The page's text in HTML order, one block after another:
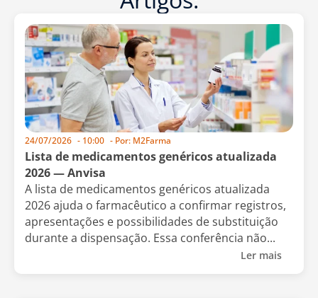
24/07/2026 - 10:00 - Por: M2Farma
Lista de medicamentos genéricos atualizada
2026 — Anvisa
A lista de medicamentos genéricos atualizada
2026 ajuda o farmacêutico a confirmar registros,
apresentações e possibilidades de substituição
durante a dispensação. Essa conferência não...
Ler mais